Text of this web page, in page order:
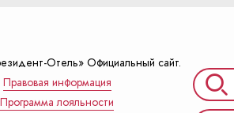
Отель» Официальный сайт.
Правовая информация
Программа лояльности